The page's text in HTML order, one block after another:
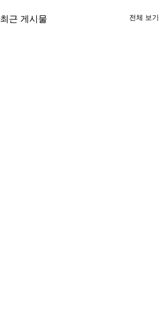
최근 게시물 전체 보기